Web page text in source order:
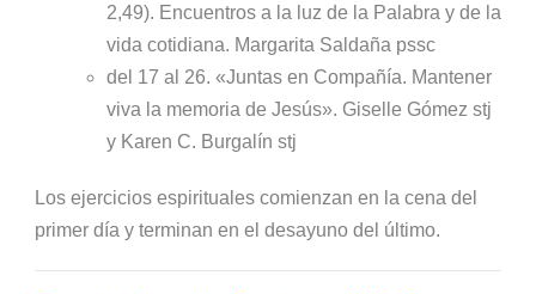
2,49). Encuentros a la luz de la Palabra y de la
vida cotidiana. Margarita Saldaña pssc
del 17 al 26. «Juntas en Compañía. Mantener
viva la memoria de Jesús». Giselle Gómez stj
y Karen C. Burgalín stj
Los ejercicios espirituales comienzan en la cena del
primer día y terminan en el desayuno del último.